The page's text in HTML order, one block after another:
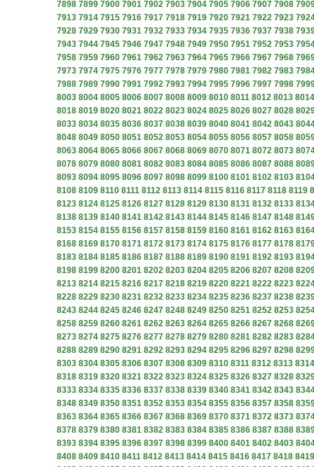
7898 7899 7900 7901 7902 7903 7904 7905 7906 7907 7908
7913 7914 7915 7916 7917 7918 7919 7920 7921 7922 7923
7928 7929 7930 7931 7932 7933 7934 7935 7936 7937 7938
7943 7944 7945 7946 7947 7948 7949 7950 7951 7952 7953
7958 7959 7960 7961 7962 7963 7964 7965 7966 7967 7968
7973 7974 7975 7976 7977 7978 7979 7980 7981 7982 7983
7988 7989 7990 7991 7992 7993 7994 7995 7996 7997 7998
8003 8004 8005 8006 8007 8008 8009 8010 8011 8012 8013 8014
8018 8019 8020 8021 8022 8023 8024 8025 8026 8027 8028
8033 8034 8035 8036 8037 8038 8039 8040 8041 8042 8043
8048 8049 8050 8051 8052 8053 8054 8055 8056 8057 8058
8063 8064 8065 8066 8067 8068 8069 8070 8071 8072 8073
8078 8079 8080 8081 8082 8083 8084 8085 8086 8087 8088
8093 8094 8095 8096 8097 8098 8099 8100 8101 8102 8103
8108 8109 8110 8111 8112 8113 8114 8115 8116 8117 8118 8119
8123 8124 8125 8126 8127 8128 8129 8130 8131 8132 8133
8138 8139 8140 8141 8142 8143 8144 8145 8146 8147 8148
8153 8154 8155 8156 8157 8158 8159 8160 8161 8162 8163
8168 8169 8170 8171 8172 8173 8174 8175 8176 8177 8178
8183 8184 8185 8186 8187 8188 8189 8190 8191 8192 8193
8198 8199 8200 8201 8202 8203 8204 8205 8206 8207 8208
8213 8214 8215 8216 8217 8218 8219 8220 8221 8222 8223
8228 8229 8230 8231 8232 8233 8234 8235 8236 8237 8238
8243 8244 8245 8246 8247 8248 8249 8250 8251 8252 8253
8258 8259 8260 8261 8262 8263 8264 8265 8266 8267 8268
8273 8274 8275 8276 8277 8278 8279 8280 8281 8282 8283
8288 8289 8290 8291 8292 8293 8294 8295 8296 8297 8298
8303 8304 8305 8306 8307 8308 8309 8310 8311 8312 8313 8314
8318 8319 8320 8321 8322 8323 8324 8325 8326 8327 8328
8333 8334 8335 8336 8337 8338 8339 8340 8341 8342 8343
8348 8349 8350 8351 8352 8353 8354 8355 8356 8357 8358
8363 8364 8365 8366 8367 8368 8369 8370 8371 8372 8373
8378 8379 8380 8381 8382 8383 8384 8385 8386 8387 8388
8393 8394 8395 8396 8397 8398 8399 8400 8401 8402 8403
8408 8409 8410 8411 8412 8413 8414 8415 8416 8417 8418 8419